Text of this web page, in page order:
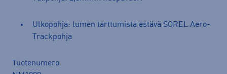
Ulkopohja: lumen tarttumista estävä SOREL Aero-
Trackpohja
Tuotenumero